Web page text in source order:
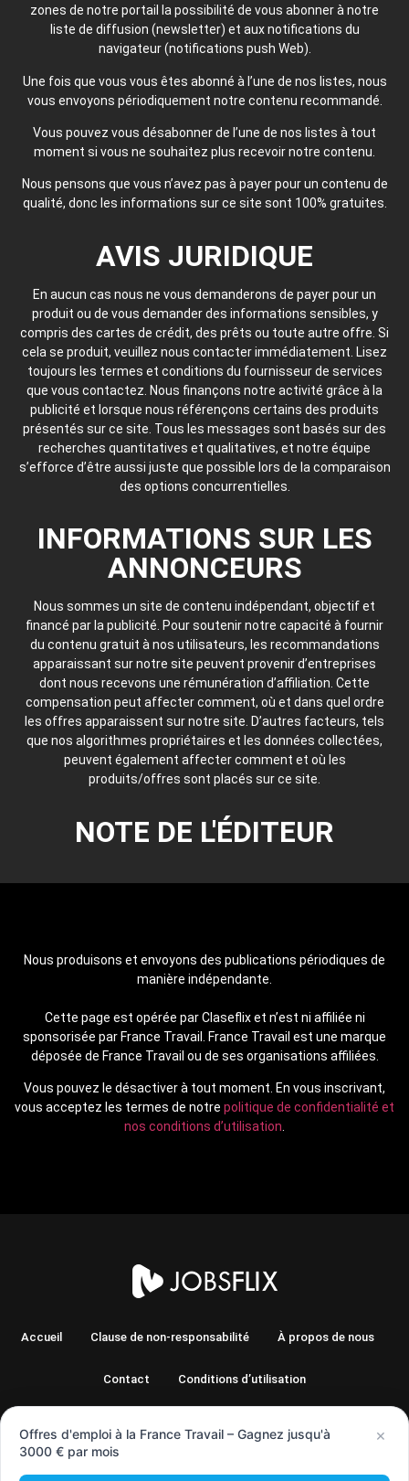
zones de notre portail la possibilité de vous abonner à notre
liste de diffusion (newsletter) et aux notifications du
navigateur (notifications push Web).
Une fois que vous vous êtes abonné à l’une de nos listes, nous
vous envoyons périodiquement notre contenu recommandé.
Vous pouvez vous désabonner de l’une de nos listes à tout
moment si vous ne souhaitez plus recevoir notre contenu.
Nous pensons que vous n’avez pas à payer pour un contenu de
qualité, donc les informations sur ce site sont 100% gratuites.
AVIS JURIDIQUE
En aucun cas nous ne vous demanderons de payer pour un
produit ou de vous demander des informations sensibles, y
compris des cartes de crédit, des prêts ou toute autre offre. Si
cela se produit, veuillez nous contacter immédiatement. Lisez
toujours les termes et conditions du fournisseur de services
que vous contactez. Nous finançons notre activité grâce à la
publicité et lorsque nous référençons certains des produits
présentés sur ce site. Tous les messages sont basés sur des
recherches quantitatives et qualitatives, et notre équipe
s’efforce d’être aussi juste que possible lors de la comparaison
des options concurrentielles.
INFORMATIONS SUR LES
ANNONCEURS
Nous sommes un site de contenu indépendant, objectif et
financé par la publicité. Pour soutenir notre capacité à fournir
du contenu gratuit à nos utilisateurs, les recommandations
apparaissant sur notre site peuvent provenir d’entreprises
dont nous recevons une rémunération d’affiliation. Cette
compensation peut affecter comment, où et dans quel ordre
les offres apparaissent sur notre site. D’autres facteurs, tels
que nos algorithmes propriétaires et les données collectées,
peuvent également affecter comment et où les
produits/offres sont placés sur ce site.
NOTE DE L'ÉDITEUR
Nous produisons et envoyons des publications périodiques de
manière indépendante.
Cette page est opérée par Claseflix et n’est ni affiliée ni
sponsorisée par France Travail. France Travail est une marque
déposée de France Travail ou de ses organisations affiliées.
Vous pouvez le désactiver à tout moment. En vous inscrivant,
vous acceptez les termes de notre politique de confidentialité et
nos conditions d’utilisation
Offres d'emploi à la France Travail – Gagnez jusqu'à
3000 € par mois
×
Accueil Clause de non-responsabilité À propos de nous
Contact Conditions d’utilisation